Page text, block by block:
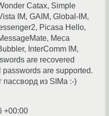
Catax, Simple
IM, GAIM, Global-IM,
Picasa Hello,
Meca
InterComm IM,
are recovered
are supported.
из SIMa :-)
+00:00